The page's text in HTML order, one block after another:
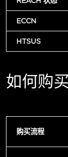
ECCN
HTSUS
如何购买
购买流程